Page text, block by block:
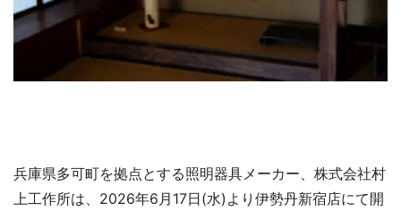
兵庫県多可町を拠点とする照明器具メーカー、株式会社村
上工作所は、2026年6月17日(水)より伊勢丹新宿店にて開